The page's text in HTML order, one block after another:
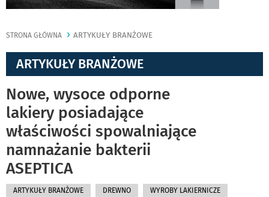
STRONA GŁÓWNA ARTYKUŁY BRANŻOWE
ARTYKUŁY BRANŻOWE
Nowe, wysoce odporne
lakiery posiadające
właściwości spowalniające
namnażanie bakterii
ASEPTICA
ARTYKUŁY BRANŻOWE DREWNO
WYROBY LAKIERNICZE